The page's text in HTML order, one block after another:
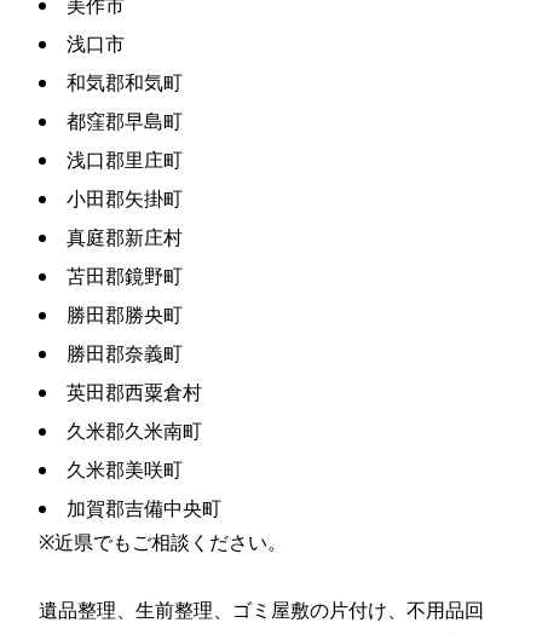
浅口市
和気郡和気町
都窪郡早島町
浅口郡里庄町
小田郡矢掛町
真庭郡新庄村
苫田郡鏡野町
勝田郡勝央町
勝田郡奈義町
英田郡西粟倉村
久米郡久米南町
久米郡美咲町
加賀郡吉備中央町
※近県でもご相談ください。
遺品整理、生前整理、ゴミ屋敷の片付け、不用品回